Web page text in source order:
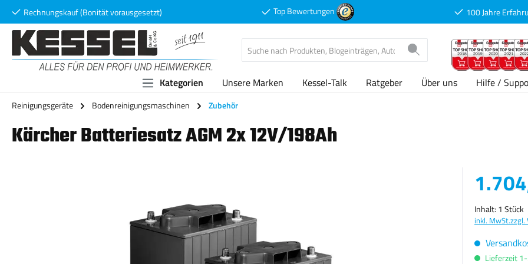
Hauptinhalt springen
Zur Suche springen
Zur Hauptnavigation springen
Rechnungskauf (Bonität vorausgesetzt) Top Bewertungen 100 Jahre
Kategorien Unsere Marken Kessel-Talk Ratgeber Über uns Hilfe /
Reinigungsgeräte Bodenreinigungsmaschinen Zubehör
Kärcher Batteriesatz AGM 2x 12V/198Ah
Verkaufspreis:
Inhalt: 1 Stück
inkl. MwSt.zzgl.
Lieferzeit